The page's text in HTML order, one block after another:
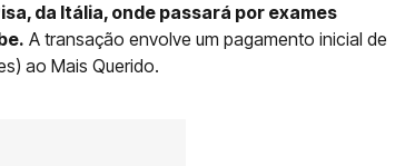
da Itália, onde passará por exames
A transação envolve um pagamento inicial de
ao Mais Querido.